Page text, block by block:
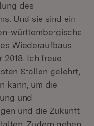
des
Und sie sind ein
württembergische
Wiederaufbaus
2018. Ich freue
Ställen gelehrt,
kann, um die
und
und die Zukunft
Zudem gehen